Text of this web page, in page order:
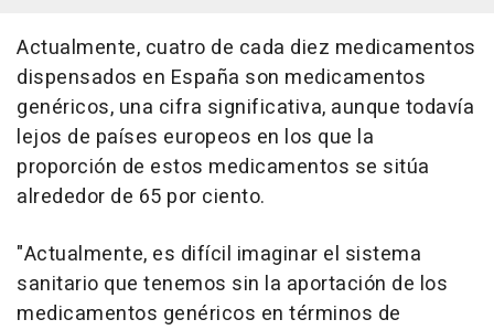
Actualmente, cuatro de cada diez medicamentos
dispensados en España son medicamentos
genéricos, una cifra significativa, aunque todavía
lejos de países europeos en los que la
proporción de estos medicamentos se sitúa
alrededor de 65 por ciento.
"Actualmente, es difícil imaginar el sistema
sanitario que tenemos sin la aportación de los
medicamentos genéricos en términos de